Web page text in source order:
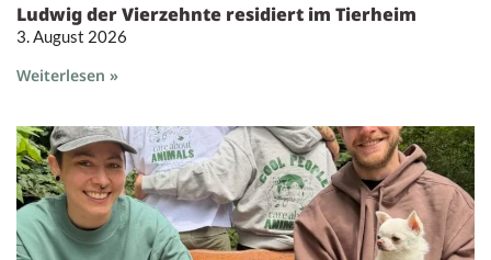
Ludwig der Vierzehnte residiert im Tierheim
3. August 2026
Weiterlesen »